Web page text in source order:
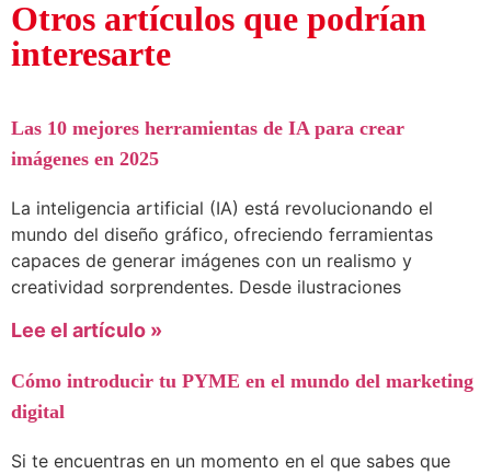
Otros artículos que podrían
interesarte
Las 10 mejores herramientas de IA para crear
imágenes en 2025
La inteligencia artificial (IA) está revolucionando el
mundo del diseño gráfico, ofreciendo ferramientas
capaces de generar imágenes con un realismo y
creatividad sorprendentes. Desde ilustraciones
Lee el artículo »
Cómo introducir tu PYME en el mundo del marketing
digital
Si te encuentras en un momento en el que sabes que